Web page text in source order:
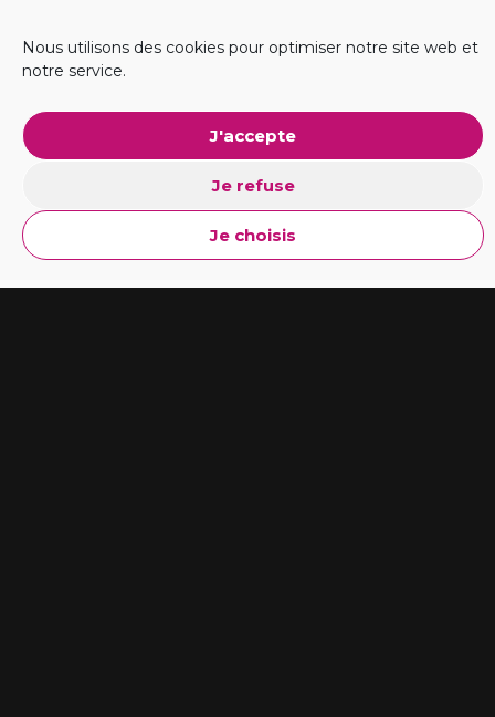
Nous utilisons des cookies pour optimiser notre site web et
notre service.
J'accepte
Je refuse
Je choisis
#Business Explorer l'ADN